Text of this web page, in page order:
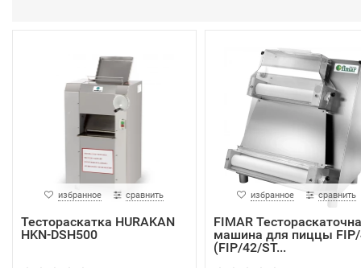
избранное сравнить
Тестораскатка HURAKAN
HKN-DSH500
избранное сравнить
FIMAR
машина для пиццы
(FIP/42/ST...